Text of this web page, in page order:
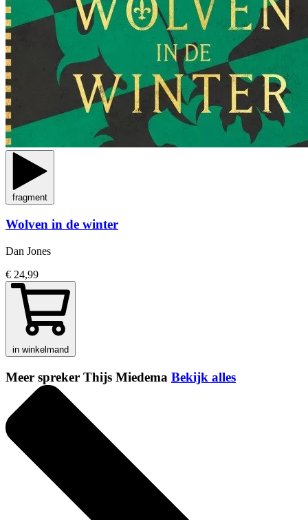
fragment
Wolven in de winter
Dan Jones
€ 24,99
in winkelmand
Meer spreker Thijs Miedema Bekijk alles